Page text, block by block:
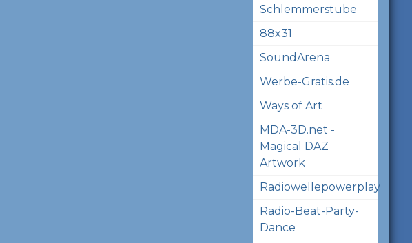
Schlemmerstube
88x31
SoundArena
Werbe-Gratis.de
Ways of Art
MDA-3D.net -
Magical DAZ
Artwork
Radiowellepowerplay
Radio-Beat-Party-
Dance